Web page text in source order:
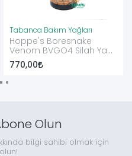
Tabanca Bakım Yağları
Hoppe's Boresnake
Venom BVGO4 Silah Yağı
4 Oz
770,00
Olun
bilgi sahibi olmak için